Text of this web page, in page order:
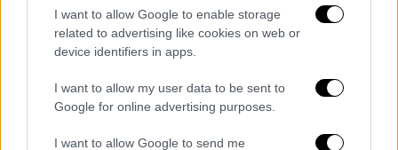
I want to allow Google to enable storage
related to advertising like cookies on web or
device identifiers in apps.
I want to allow my user data to be sent to
Google for online advertising purposes.
I want to allow Google to send me
1,5 κιλό αρνίσια παϊδάκια
3 σκελίδες σκόρδο τριμμένο
5-6 κλωναράκια φρέσκος δυόσμος
½ ματσάκι μαϊντανός
2 κλωναράκια δεντρολίβανο